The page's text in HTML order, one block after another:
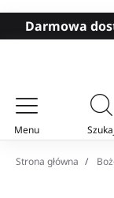
Darmowa
Menu Szukaj
Twój
Strona główna